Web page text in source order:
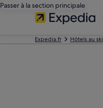
Passer à la section principale
Expedia.fr Hôtels au ski